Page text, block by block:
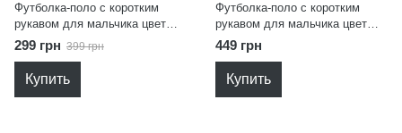
Футболка-поло с коротким
рукавом для мальчика цвет
белый 134
299 грн 399 грн
Купить
Футболка-поло с коротким
рукавом для мальчика цвет
хаки 146
449 грн
Купить